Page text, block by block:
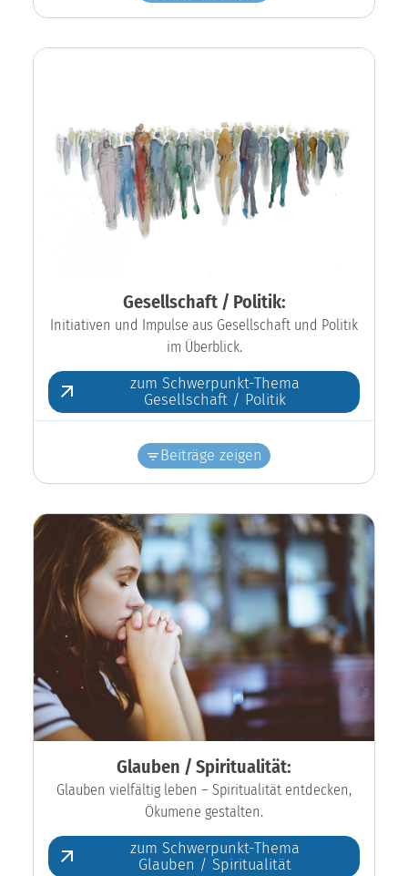
Gesellschaft / Politik:
Initiativen und Impulse aus Gesellschaft und Politik
im Überblick.
zum Schwerpunkt-Thema
Gesellschaft / Politik
Beiträge zeigen
Glauben / Spiritualität:
Glauben vielfältig leben – Spiritualität entdecken,
Ökumene gestalten.
zum Schwerpunkt-Thema
Glauben / Spiritualität